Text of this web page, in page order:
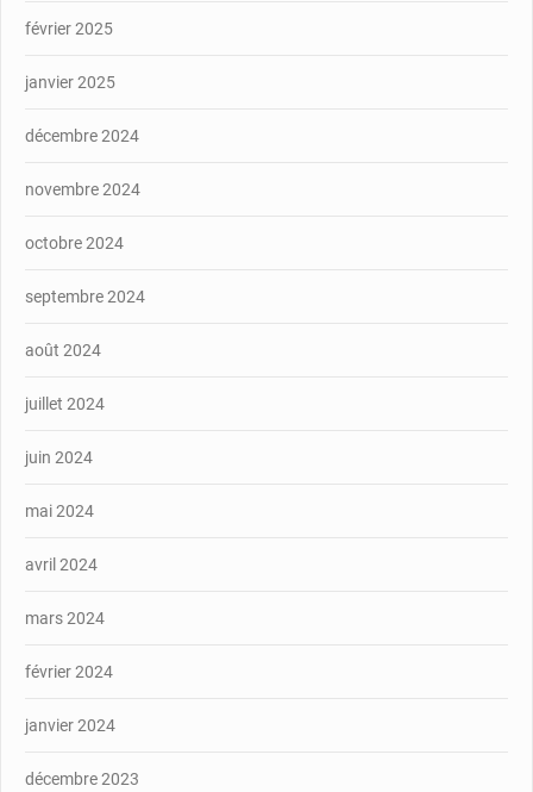
février 2025
janvier 2025
décembre 2024
novembre 2024
octobre 2024
septembre 2024
août 2024
juillet 2024
juin 2024
mai 2024
avril 2024
mars 2024
février 2024
janvier 2024
décembre 2023